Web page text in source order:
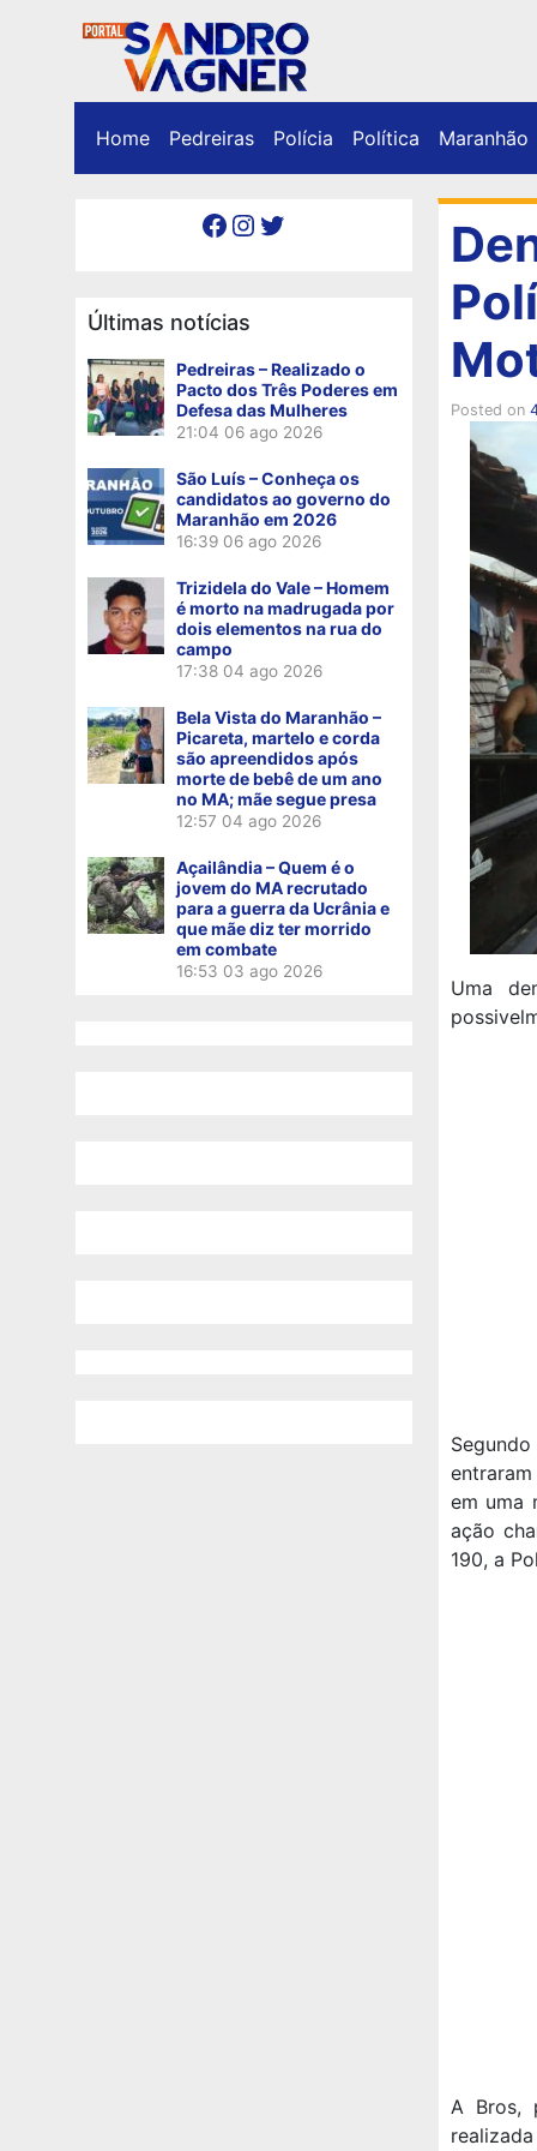
Home Pedreiras Polícia Política Maranhão
Facebook Instagram Twitter
Últimas notícias
Pedreiras – Realizado o
Pacto dos Três Poderes em
Defesa das Mulheres
21:04 06 ago 2026
São Luís – Conheça os
candidatos ao governo do
Maranhão em 2026
16:39 06 ago 2026
Trizidela do Vale – Homem
é morto na madrugada por
dois elementos na rua do
campo
17:38 04 ago 2026
Bela Vista do Maranhão –
Picareta, martelo e corda
são apreendidos após
morte de bebê de um ano
no MA; mãe segue presa
12:57 04 ago 2026
Açailândia – Quem é o
jovem do MA recrutado
para a guerra da Ucrânia e
que mãe diz ter morrido
em combate
16:53 03 ago 2026
Posted on
Uma
em uma
ação
190, a
A Bros,